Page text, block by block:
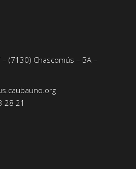
(7130) Chascomús – BA –
28 21